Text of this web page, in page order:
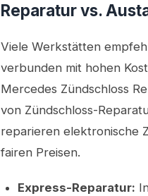
Reparatur vs.
Viele Werkstätten
verbunden mit hohen
Mercedes Zündschloss
von Zündschloss-
reparieren elektronische
fairen Preisen.
Express-Reparatur: